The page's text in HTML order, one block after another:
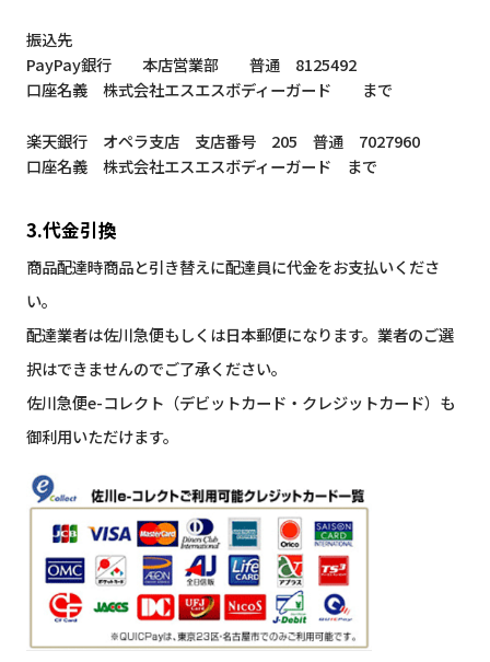
振込先
PayPay銀行 本店営業部 普通 8125492
口座名義 株式会社エスエスボディーガード まで
楽天銀行 オペラ支店 支店番号 205 普通 7027960
口座名義 株式会社エスエスボディーガード まで
3.代金引換
商品配達時商品と引き替えに配達員に代金をお支払いくださ
い。
配達業者は佐川急便もしくは日本郵便になります。業者のご選
択はできませんのでご了承ください。
佐川急便e-コレクト（デビットカード・クレジットカード）も
御利用いただけます。